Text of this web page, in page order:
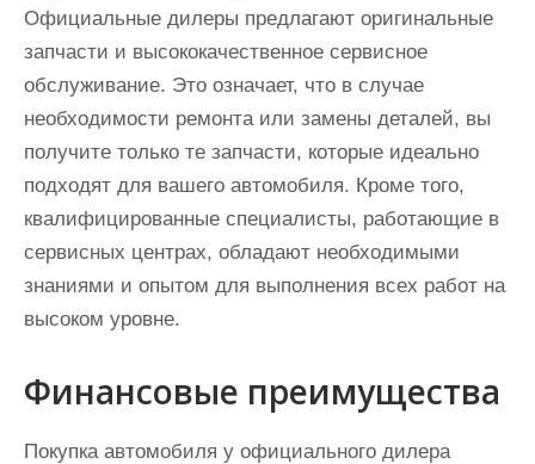
Официальные дилеры предлагают оригинальные
запчасти и высококачественное сервисное
обслуживание. Это означает, что в случае
необходимости ремонта или замены деталей, вы
получите только те запчасти, которые идеально
подходят для вашего автомобиля. Кроме того,
квалифицированные специалисты, работающие в
сервисных центрах, обладают необходимыми
знаниями и опытом для выполнения всех работ на
высоком уровне.
Финансовые преимущества
Покупка автомобиля у официального дилера